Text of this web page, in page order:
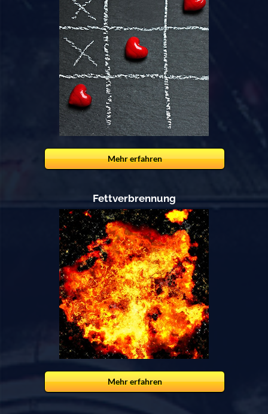
Mehr erfahren
Fettverbrennung
Mehr erfahren